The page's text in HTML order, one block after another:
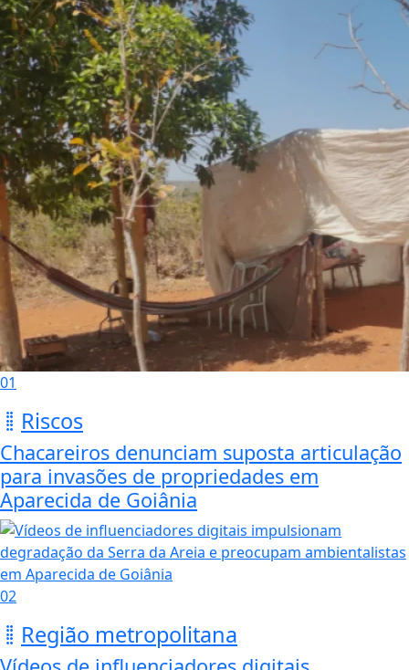
01
Riscos
Chacareiros denunciam suposta articulação
para invasões de propriedades em
Aparecida de Goiânia
02
Região metropolitana